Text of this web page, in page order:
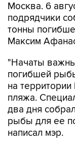
Москва. 6
подрядчики
тонны
Максим
"Начаты
погибшей
на территории
пляжа.
два дня
рыбы для ее
написал мэр.